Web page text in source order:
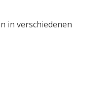
in verschiedenen